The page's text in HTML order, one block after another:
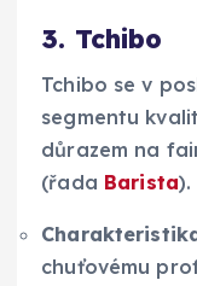
3. Tchibo
Tchibo se v
segmentu
důrazem na
(řada Barista).
chuťovému